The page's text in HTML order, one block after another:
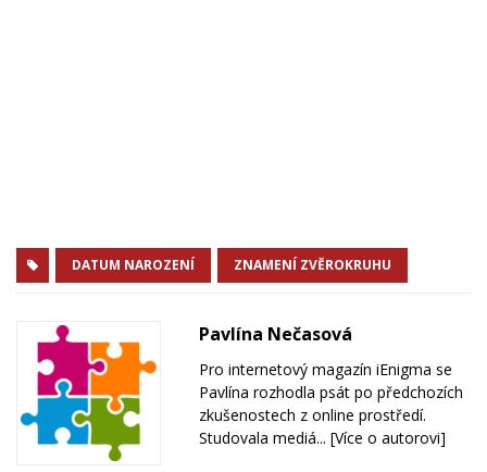
DATUM NAROZENÍ ZNAMENÍ ZVĚROKRUHU
Pavlína Nečasová
Pro internetový magazín iEnigma se
Pavlína rozhodla psát po předchozích
zkušenostech z online prostředí.
Studovala mediá... [Více o autorovi]